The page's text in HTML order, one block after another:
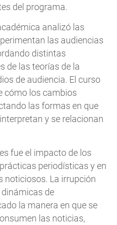
del programa.
analizó las
las audiencias
distintas
de las teorías de la
de audiencia. El curso
cómo los cambios
las formas en que
y se relacionan
fue el impacto de los
periodísticas y en
noticiosos. La irrupción
de
la manera en que se
las noticias,